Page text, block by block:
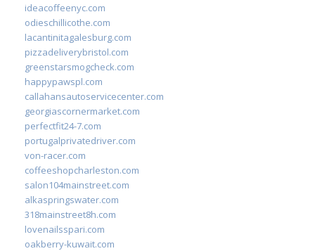
ideacoffeenyc.com
odieschillicothe.com
lacantinitagalesburg.com
pizzadeliverybristol.com
greenstarsmogcheck.com
happypawspl.com
callahansautoservicecenter.com
georgiascornermarket.com
perfectfit24-7.com
portugalprivatedriver.com
von-racer.com
coffeeshopcharleston.com
salon104mainstreet.com
alkaspringswater.com
318mainstreet8h.com
lovenailsspari.com
oakberry-kuwait.com